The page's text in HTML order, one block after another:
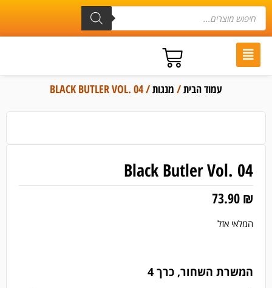
עמוד הבית/ מנגות/ BLACK BUTLER VOL. 04
Black Butler Vol. 04
73.90 ₪
המלאי אזל
המשרת השחור, כרך 4